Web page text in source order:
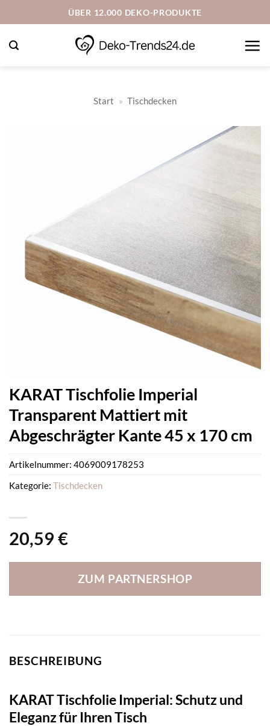
Inhalt
springen
ÜBER 12.000 DEKO-PRODUKTE
Start » Tischdecken
KARAT Tischfolie Imperial
Transparent Mattiert mit
Abgeschrägter Kante 45 x 170 cm
20,59 €
ZUM PARTNERSHOP
Artikelnummer: 4069009178253
Kategorie: Tischdecken
BESCHREIBUNG
KARAT Tischfolie Imperial: Schutz und
Eleganz für Ihren Tisch